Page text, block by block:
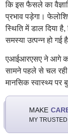
कि इस फैसले का
प्रभाव पड़ेगा।
स्थिति में डाल दिया
समस्या उत्पन्न हो गई
एआईआरएसए ने आगे
सामने पहले से चल
मानसिक स्वास्थ्य पर
MAKE
MY